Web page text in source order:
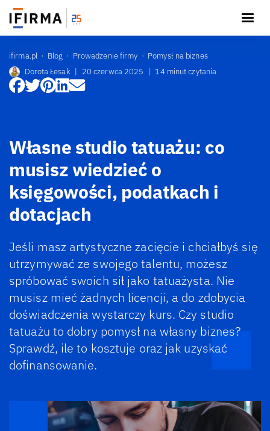
ifirma.pl Blog Prowadzenie firmy
Pomysł na biznes
Dorota Łesak | 20 czerwca 2025 | 14 minut czytania
Własne studio tatuażu: co
musisz wiedzieć o
księgowości, podatkach i
dotacjach
Jeśli masz artystyczne zacięcie i chciałbyś się
utrzymywać ze swojego talentu, możesz
spróbować swoich sił jako tatuażysta. Nie
musisz mieć żadnych licencji, a do zdobycia
doświadczenia wystarczy kurs. Czy studio
tatuażu to dobry pomysł na własny biznes?
Sprawdź, ile to kosztuje oraz jak uzyskać
dofinansowanie.